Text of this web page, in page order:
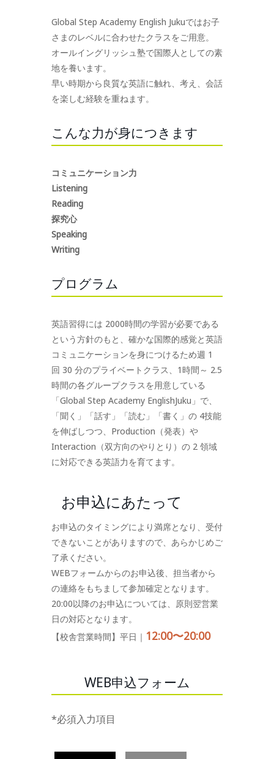
Global Step Academy English Jukuではお子
さまのレベルに合わせたクラスをご用意。
オールイングリッシュ塾で国際人としての素
地を養います。
早い時期から良質な英語に触れ、考え、会話
を楽しむ経験を重ねます。
こんな力が身につきます
コミュニケーション力
Listening
Reading
探究心
Speaking
Writing
プログラム
英語習得には 2000時間の学習が必要である
という方針のもと、確かな国際的感覚と英語
コミュニケーションを身につけるため週 1
回 30 分のプライベートクラス、1時間～ 2.5
時間の各グループクラスを用意している
「Global Step Academy EnglishJuku」で、
「聞く」「話す」「読む」「書く」の 4技能
を伸ばしつつ、Production（発表）や
Interaction（双方向のやりとり）の 2 領域
に対応できる英語力を育てます。
お申込にあたって
お申込のタイミングにより満席となり、受付
できないことがありますので、あらかじめご
了承ください。
WEBフォームからのお申込後、担当者から
の連絡をもちまして参加確定となります。
20:00以降のお申込については、原則翌営業
日の対応となります。
【校舎営業時間】平日｜ 12:00〜20:00
WEB申込フォーム
*必須入力項目